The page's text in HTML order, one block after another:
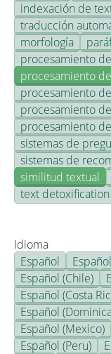
indexación de
traducción
morfología
procesamiento
procesamiento
procesamiento
procesamiento
procesamiento
sistemas de
sistemas de
similitud textual
text detoxification
Idioma
Español
Español (Chile)
Español (Costa
Español
Español (Mexico)
Español (Peru)